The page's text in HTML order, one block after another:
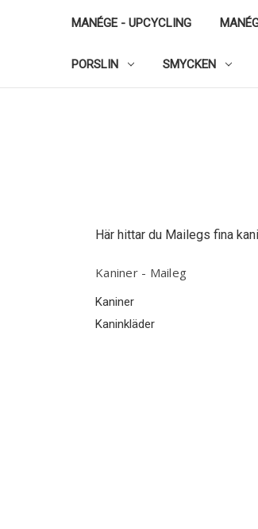
MANÉGE - UPCYCLING
PORSLIN SMYCKEN
Här hittar du Mailegs fina
Kaniner - Maileg
Kaniner
Kaninkläder